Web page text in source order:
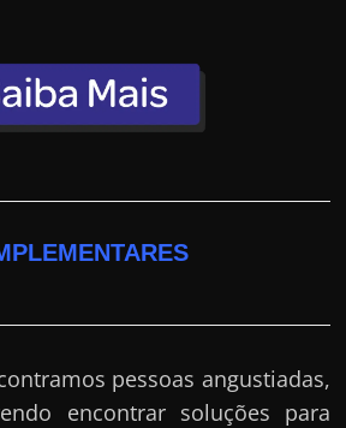
pessoas angustiadas,
encontrar soluções para